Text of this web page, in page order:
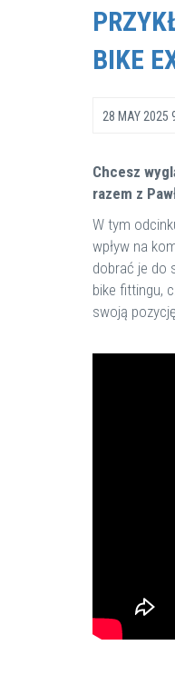
BIKE
28 MAY 2025
Chcesz
razem z
W tym
wpływ na
dobrać je do
bike fittingu,
swoją